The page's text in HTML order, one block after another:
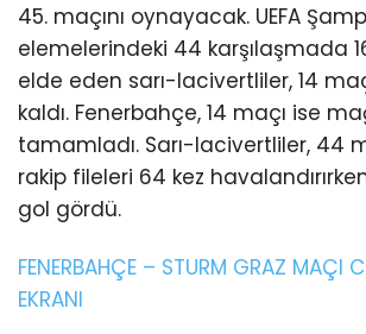
45. maçını oynayacak. UEFA
elemelerindeki 44 karşılaşmada
elde eden sarı-lacivertliler, 14
kaldı. Fenerbahçe, 14 maçı ise
tamamladı. Sarı-lacivertliler, 44
rakip fileleri 64 kez
gol gördü.
FENERBAHÇE – STURM GRAZ MAÇI
EKRANI